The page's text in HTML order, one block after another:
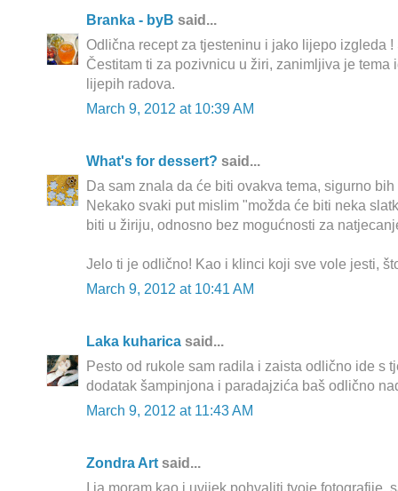
Branka - byB said...
Odlična recept za tjesteninu i jako lijepo izgleda
Čestitam ti za pozivnicu u žiri, zanimljiva je tema
lijepih radova.
March 9, 2012 at 10:39 AM
What's for dessert? said...
Da sam znala da će biti ovakva tema, sigurno
Nekako svaki put mislim "možda će biti neka
biti u žiriju, odnosno bez mogućnosti za
Jelo ti je odlično! Kao i klinci koji sve vole jesti,
March 9, 2012 at 10:41 AM
Laka kuharica said...
Pesto od rukole sam radila i zaista odlično ide s
dodatak šampinjona i paradajzića baš odlično
March 9, 2012 at 11:43 AM
Zondra Art said...